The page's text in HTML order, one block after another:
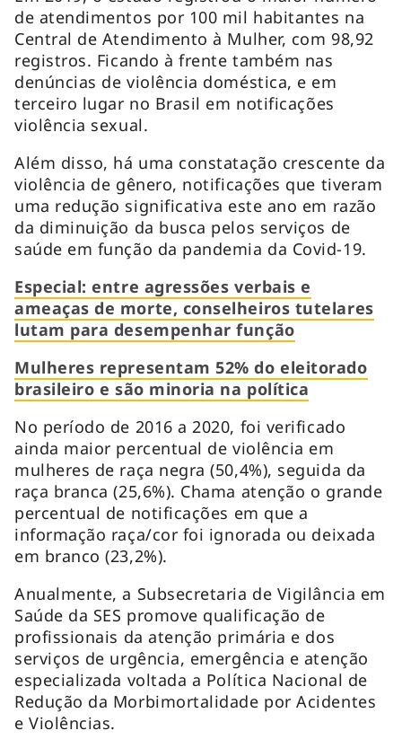
de atendimentos por 100 mil habitantes na
Central de Atendimento à Mulher, com 98,92
registros. Ficando à frente também nas
denúncias de violência doméstica, e em
terceiro lugar no Brasil em notificações
violência sexual.
Além disso, há uma constatação crescente da
violência de gênero, notificações que tiveram
uma redução significativa este ano em razão
da diminuição da busca pelos serviços de
saúde em função da pandemia da Covid-19.
Especial: entre agressões verbais e
ameaças de morte, conselheiros tutelares
lutam para desempenhar função
Mulheres representam 52% do eleitorado
brasileiro e são minoria na política
No período de 2016 a 2020, foi verificado
ainda maior percentual de violência em
mulheres de raça negra (50,4%), seguida da
raça branca (25,6%). Chama atenção o grande
percentual de notificações em que a
informação raça/cor foi ignorada ou deixada
em branco (23,2%).
Anualmente, a Subsecretaria de Vigilância em
Saúde da SES promove qualificação de
profissionais da atenção primária e dos
serviços de urgência, emergência e atenção
especializada voltada a Política Nacional de
Redução da Morbimortalidade por Acidentes
e Violências.